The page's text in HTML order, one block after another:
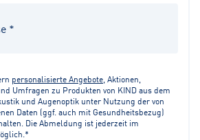
personalisierte Angebote , Aktionen,
Umfragen zu Produkten von KIND aus dem
und Augenoptik unter Nutzung der von
Daten (ggf. auch mit Gesundheitsbezug)
Die Abmeldung ist jederzeit im